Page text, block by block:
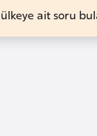
ait soru